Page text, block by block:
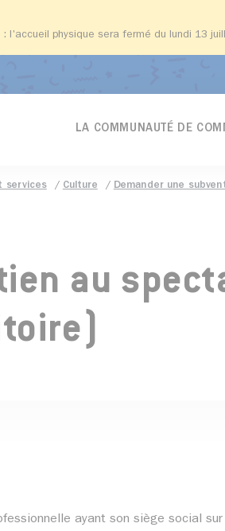
: l'accueil physique sera fermé du lundi 13
LA COMMUNAUTÉ DE
services Culture Demander une
au
ayant son siège social